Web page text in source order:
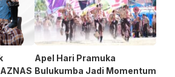
Apel Hari Pramuka
Bulukumba Jadi Momentum